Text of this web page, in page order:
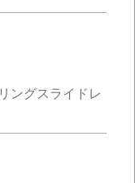
ングスライドレ